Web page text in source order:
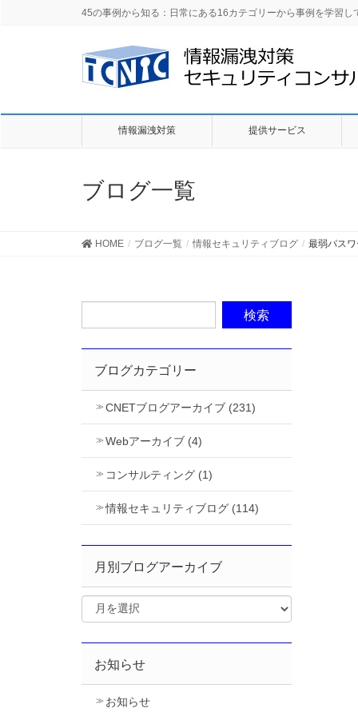
45の事例から知る：日常にある16カテゴリーから事例を学習
情報漏洩対策 提供サービス
ブログ一覧
HOME ブログ一覧 情報セキュリティブログ 最弱パス
ブログカテゴリー
CNETブログアーカイブ (231)
Webアーカイブ (4)
コンサルティング (1)
情報セキュリティブログ (114)
月別ブログアーカイブ
お知らせ
お知らせ